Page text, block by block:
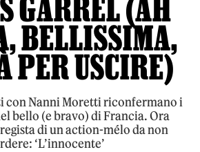
GARREL (AH
BELLISSIMA,
PER USCIRE)
con Nanni Moretti riconfermano i
bello (e bravo) di Francia. Ora
di un action-mélo da non
‘L’innocente’